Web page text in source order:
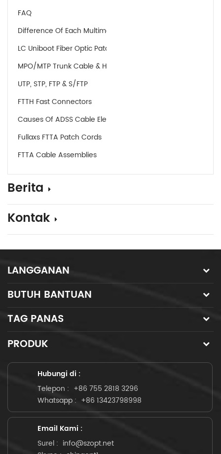
FAQ
Difference Of Each Multimode Fiber
LC Uniboot Fiber Optic Patch Cords
MPO/MTP Trunk Cable & Harness Cable
UTP, STP, FTP & S/FTP
FTTH Fast Connectors
Causes Of ADSS Cable Electric Corrosion
Fullaxs FTTA Patch Cords
FTTA Cable Assemblies
Berita
Kontak
LANGGANAN
BUTUH BANTUAN
TAG PANAS
PRODUK
Hubungi di :
Telepon : +86 755 2818 3296
Whatsapp : +86 13423798998
Email Kami :
Surel : info@szopt.net